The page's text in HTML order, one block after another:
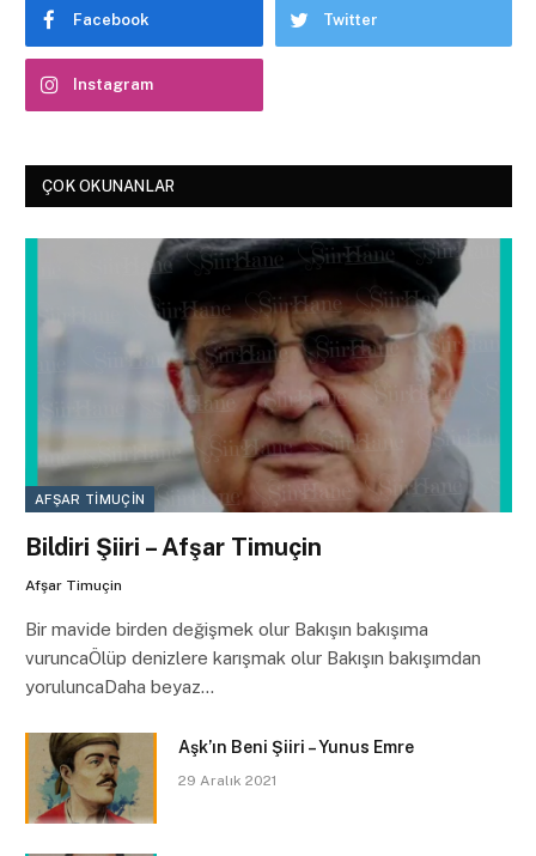
Facebook Twitter
Instagram
ÇOK OKUNANLAR
AFŞAR TIMUÇIN
Bildiri Şiiri – Afşar Timuçin
Afşar Timuçin
Bir mavide birden değişmek olur Bakışın bakışıma
vuruncaÖlüp denizlere karışmak olur Bakışın bakışımdan
yoruluncaDaha beyaz…
Aşk’ın Beni Şiiri – Yunus Emre
29 Aralık 2021